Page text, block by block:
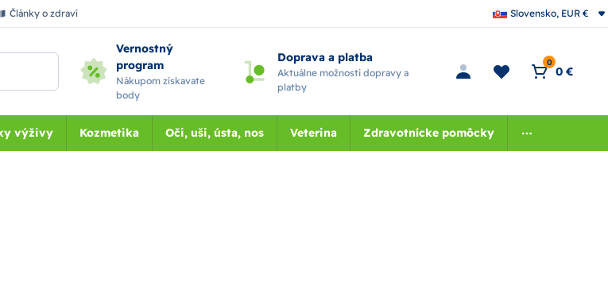
Články o zdraví Slovensko, EUR €
Vernostný
program
Nákupom získavate
body
Doprava a platba
Aktuálne možnosti dopravy a
platby
0
0 €
výživy Kozmetika Oči, uši, ústa, nos Veterina Zdravotnícke pomôcky